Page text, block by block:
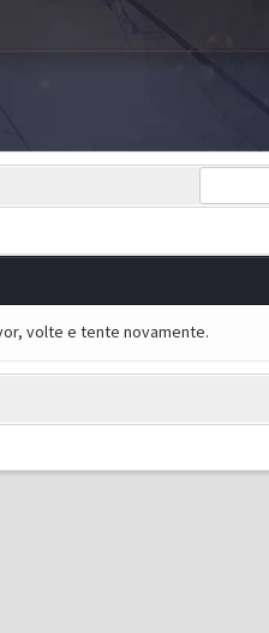
volte e tente novamente.